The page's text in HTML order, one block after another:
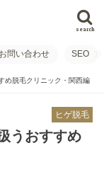
search
お問い合わせ SEO
め脱毛クリニック・関西編
ヒゲ脱毛
うおすすめ